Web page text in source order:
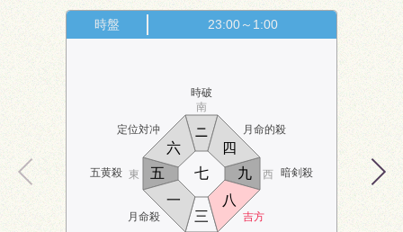
時盤 23:00～1:00
定位対冲
時破
月命的殺
五黄殺 暗剣殺
月命殺 吉方
南
東 西
三
四
五
六
七
八
九
一
ニ